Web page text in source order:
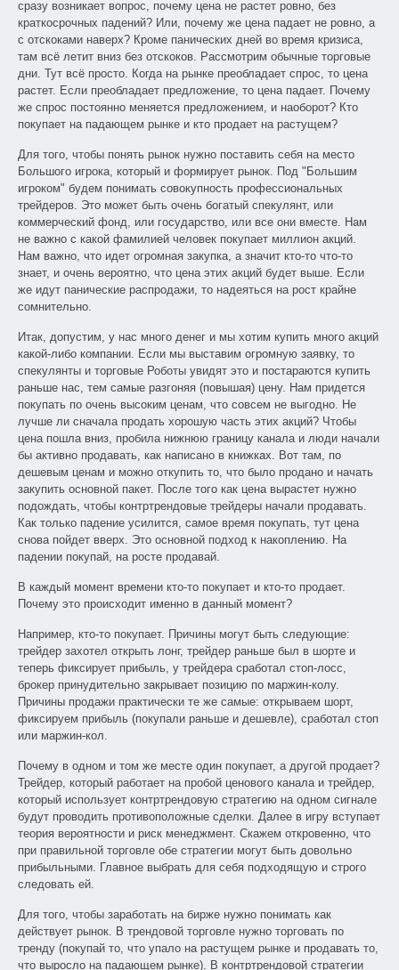
сразу возникает вопрос, почему цена не растет ровно, без
краткосрочных падений? Или, почему же цена падает не ровно, а
с отскоками наверх? Кроме панических дней во время кризиса,
там всё летит вниз без отскоков. Рассмотрим обычные торговые
дни. Тут всё просто. Когда на рынке преобладает спрос, то цена
растет. Если преобладает предложение, то цена падает. Почему
же спрос постоянно меняется предложением, и наоборот? Кто
покупает на падающем рынке и кто продает на растущем?
Для того, чтобы понять рынок нужно поставить себя на место
Большого игрока, который и формирует рынок. Под "Большим
игроком" будем понимать совокупность профессиональных
трейдеров. Это может быть очень богатый спекулянт, или
коммерческий фонд, или государство, или все они вместе. Нам
не важно с какой фамилией человек покупает миллион акций.
Нам важно, что идет огромная закупка, а значит кто-то что-то
знает, и очень вероятно, что цена этих акций будет выше. Если
же идут панические распродажи, то надеяться на рост крайне
сомнительно.
Итак, допустим, у нас много денег и мы хотим купить много акций
какой-либо компании. Если мы выставим огромную заявку, то
спекулянты и торговые Роботы увидят это и постараются купить
раньше нас, тем самые разгоняя (повышая) цену. Нам придется
покупать по очень высоким ценам, что совсем не выгодно. Не
лучше ли сначала продать хорошую часть этих акций? Чтобы
цена пошла вниз, пробила нижнюю границу канала и люди начали
бы активно продавать, как написано в книжках. Вот там, по
дешевым ценам и можно откупить то, что было продано и начать
закупить основной пакет. После того как цена вырастет нужно
подождать, чтобы контртрендовые трейдеры начали продавать.
Как только падение усилится, самое время покупать, тут цена
снова пойдет вверх. Это основной подход к накоплению. На
падении покупай, на росте продавай.
В каждый момент времени кто-то покупает и кто-то продает.
Почему это происходит именно в данный момент?
Например, кто-то покупает. Причины могут быть следующие:
трейдер захотел открыть лонг, трейдер раньше был в шорте и
теперь фиксирует прибыль, у трейдера сработал стоп-лосс,
брокер принудительно закрывает позицию по маржин-колу.
Причины продажи практически те же самые: открываем шорт,
фиксируем прибыль (покупали раньше и дешевле), сработал стоп
или маржин-кол.
Почему в одном и том же месте один покупает, а другой продает?
Трейдер, который работает на пробой ценового канала и трейдер,
который использует контртрендовую стратегию на одном сигнале
будут проводить противоположные сделки. Далее в игру вступает
теория вероятности и риск менеджмент. Скажем откровенно, что
при правильной торговле обе стратегии могут быть довольно
прибыльными. Главное выбрать для себя подходящую и строго
следовать ей.
Для того, чтобы заработать на бирже нужно понимать как
действует рынок. В трендовой торговле нужно торговать по
тренду (покупай то, что упало на растущем рынке и продавать то,
что выросло на падающем рынке). В контртрендовой стратегии